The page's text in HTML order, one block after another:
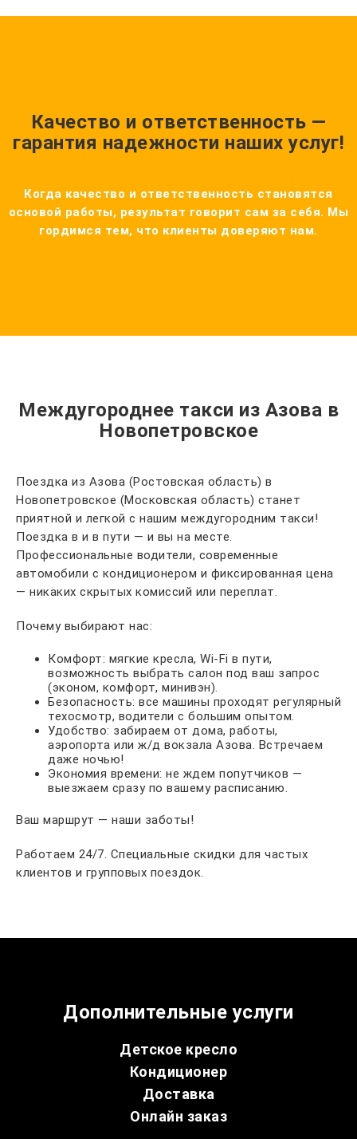
Качество и ответственность —
гарантия надежности наших услуг!
Когда качество и ответственность становятся
основой работы, результат говорит сам за себя. Мы
гордимся тем, что клиенты доверяют нам.
Междугороднее такси из Азова в
Новопетровское
Поездка из Азова (Ростовская область) в
Новопетровское (Московская область) станет
приятной и легкой с нашим междугородним такси!
Поездка в и в пути — и вы на месте.
Профессиональные водители, современные
автомобили с кондиционером и фиксированная цена
— никаких скрытых комиссий или переплат.
Почему выбирают нас:
Комфорт: мягкие кресла, Wi-Fi в пути,
возможность выбрать салон под ваш запрос
(эконом, комфорт, минивэн).
Безопасность: все машины проходят регулярный
техосмотр, водители с большим опытом.
Удобство: забираем от дома, работы,
аэропорта или ж/д вокзала Азова. Встречаем
даже ночью!
Экономия времени: не ждем попутчиков —
выезжаем сразу по вашему расписанию.
Ваш маршрут — наши заботы!
Работаем 24/7. Специальные скидки для частых
клиентов и групповых поездок.
Дополнительные услуги
Детское кресло
Кондиционер
Доставка
Онлайн заказ